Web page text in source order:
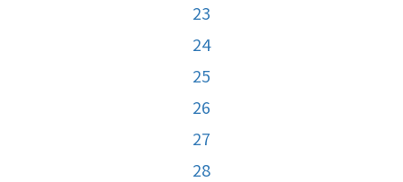
23
24
25
26
27
28